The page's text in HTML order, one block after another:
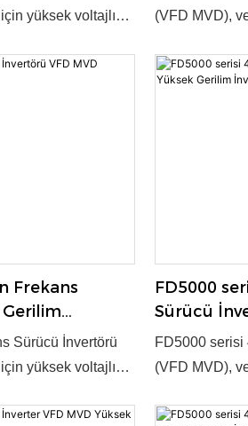
yüksek voltajlı
yılında ulusal
(VFD MVD),
teknoloji ve
Evet ●
Frekans
Sürücü İnvertörü
yüksek voltajlı
yılında ulusal
FD5000
Sürücü
İnvertörü-
FD5000 serisi
(VFD MVD),
teknoloji ve